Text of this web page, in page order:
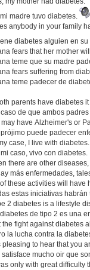
madre tuvo diabetes.
anybody in your family
diabetes alguien en su
fears that her mother
teme que su madre
fears suffering from
teme padecer de
parents have diabetes
caso de que ambos
may have Alzheimer's or
puede padecer
case, I live with diabetes.
mi caso, vivo con diabetes.
there are other
más enfermedades,
these activities will have
estas iniciativas
2 diabetes is a lifestyle
de tipo 2 es una
the fight against diabetes
la lucha contra la
pleasing to hear that you
satisface mucho oir que
only with great